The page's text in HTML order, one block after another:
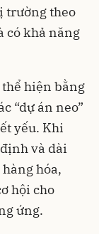
trường theo
có khả năng
hiện bằng
“dự án neo”
yếu. Khi
và dài
hóa,
hội cho
ứng.